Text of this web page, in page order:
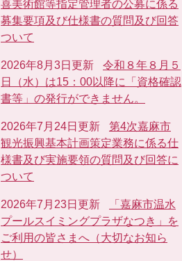
喜美術館等指定管理者の公募に係る
募集要項及び仕様書の質問及び回答
ついて
2026年8月3日更新
令和８年８月５
日（水）は15：00以降に「資格確認
書等」の発行ができません。
2026年7月24日更新
第4次嘉麻市
観光振興基本計画策定業務に係る仕
様書及び実施要領の質問及び回答に
ついて
2026年7月23日更新
「嘉麻市温水
プールスイミングプラザなつき」を
ご利用の皆さまへ（大切なお知ら
せ）